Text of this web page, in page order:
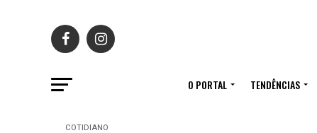
O PORTAL TENDÊNCIAS
COTIDIANO